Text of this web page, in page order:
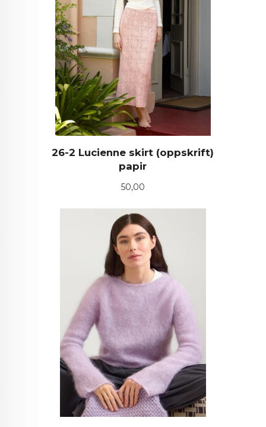
26-2 Lucienne skirt (oppskrift)
papir
Pris
50,00